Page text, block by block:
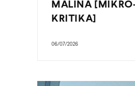
MALINA
KRITIKA]
06/07/2026